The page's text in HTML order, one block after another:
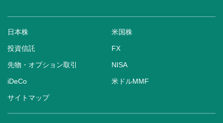
日本株 米国株
投資信託 FX
先物・オプション取引 NISA
iDeCo 米ドルMMF
サイトマップ